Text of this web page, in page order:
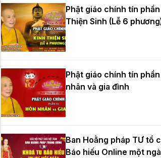
HT.Thích Thọ Lạc được suy cử làm tân
Trưởng BTS GHPGVN tỉnh Nghệ An
Hòa thượng Thích Quảng Tùng tái đắc
cử Trưởng BTS GHPGVN thành phố Hải
Phòng nhiệm kỳ 2026 – 2031
Phật giáo chính tín phần
Thiện Sinh (Lễ 6
Phật giáo chính tín phần
nhân và gia đình
Ban Hoằng pháp TƯ tổ
Báo hiếu Online một